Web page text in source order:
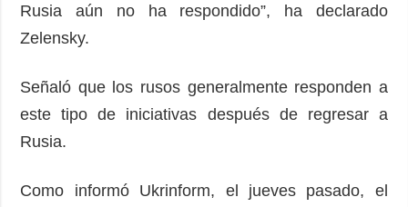
Rusia aún no ha respondido”, ha declarado
Zelensky.
Señaló que los rusos generalmente responden a
este tipo de iniciativas después de regresar a
Rusia.
Como informó Ukrinform, el jueves pasado, el